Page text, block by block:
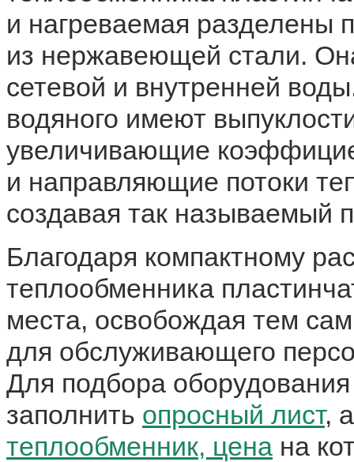
и нагреваемая разделены
из нержавеющей стали.
сетевой и внутренней
водяного имеют
увеличивающие
и направляющие потоки
создавая так называемый
Благодаря компактному
теплообменника
места, освобождая тем
для обслуживающего
Для подбора
заполнить опросный лист,
теплообменник, цена на